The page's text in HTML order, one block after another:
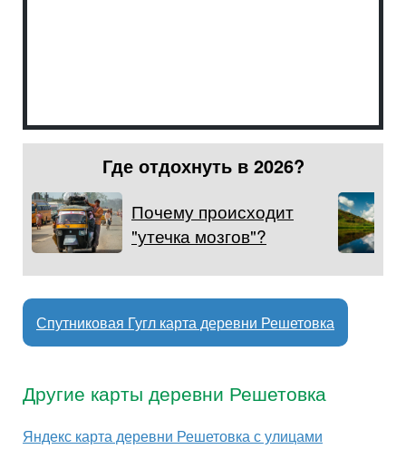
Где отдохнуть в 2026?
Почему происходит
"утечка мозгов"?
Спутниковая Гугл карта деревни Решетовка
Другие карты деревни Решетовка
Яндекс карта деревни Решетовка с улицами